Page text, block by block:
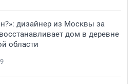
дизайнер из Москвы за
дом в деревне
области
9